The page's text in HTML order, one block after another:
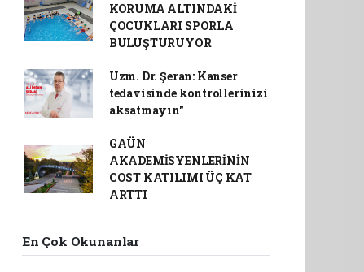
KORUMA ALTINDAKİ
ÇOCUKLARI SPORLA
BULUŞTURUYOR
Uzm. Dr. Şeran: Kanser
tedavisinde kontrollerinizi
aksatmayın"
GAÜN
AKADEMİSYENLERİNİN
COST KATILIMI ÜÇ KAT
ARTTI
En Çok Okunanlar